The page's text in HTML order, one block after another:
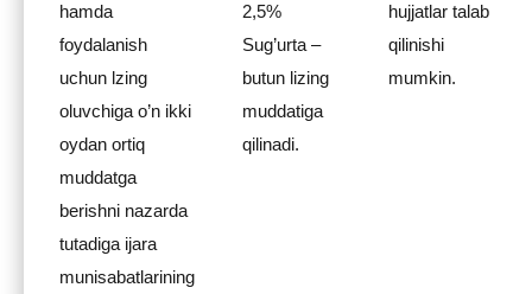
hamda
foydalanish
uchun lzing
oluvchiga o’n ikki
oydan ortiq
muddatga
berishni nazarda
tutadiga ijara
munisabatlarining
2,5%
Sug’urta –
butun lizing
muddatiga
qilinadi.
hujjatlar talab
qilinishi
mumkin.